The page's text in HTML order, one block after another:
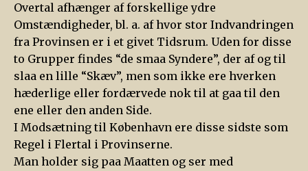
Overtal afhænger af forskellige ydre
Omstændigheder, bl. a. af hvor stor Indvandringen
fra Provinsen er i et givet Tidsrum. Uden for disse
to Grupper findes “de smaa Syndere”, der af og til
slaa en lille “Skæv”, men som ikke ere hverken
hæderlige eller fordærvede nok til at gaa til den
ene eller den anden Side.
I Modsætning til København ere disse sidste som
Regel i Flertal i Provinserne.
Man holder sig paa Maatten og ser med